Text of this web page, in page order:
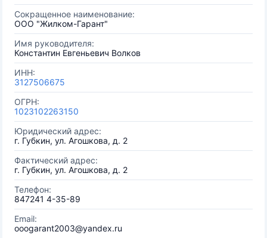
Сокращенное наименование:
ООО "Жилком-Гарант"
Имя руководителя:
Константин Евгеньевич Волков
ИНН:
3127506675
ОГРН:
1023102263150
Юридический адрес:
г. Губкин, ул. Агошкова, д. 2
Фактический адрес:
г. Губкин, ул. Агошкова, д. 2
Телефон:
847241 4-35-89
Email:
ooogarant2003@yandex.ru